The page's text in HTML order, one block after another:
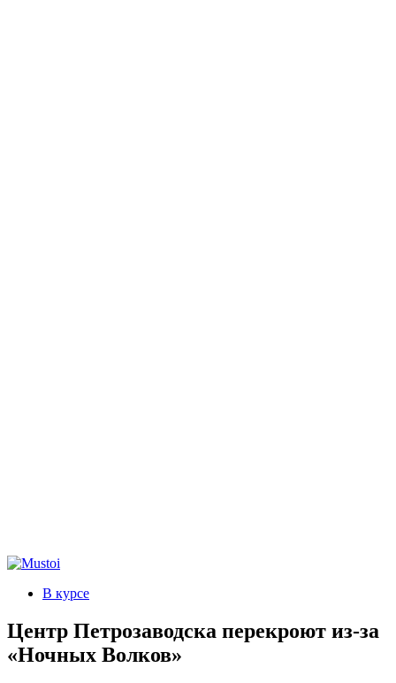
В курсе
Центр Петрозаводска перекроют из-за
«Ночных Волков»